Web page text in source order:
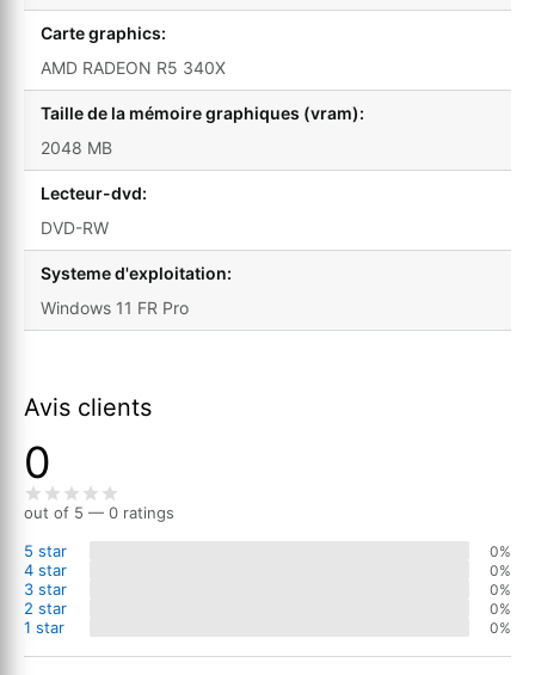
Carte graphics:
AMD RADEON R5 340X
Taille de la mémoire graphiques (vram):
2048 MB
Lecteur-dvd:
DVD-RW
Systeme d'exploitation:
Windows 11 FR Pro
Avis clients
0
out of 5 — 0 ratings
5 star
0%
4 star 0%
3 star 0%
2 star 0%
1 star 0%